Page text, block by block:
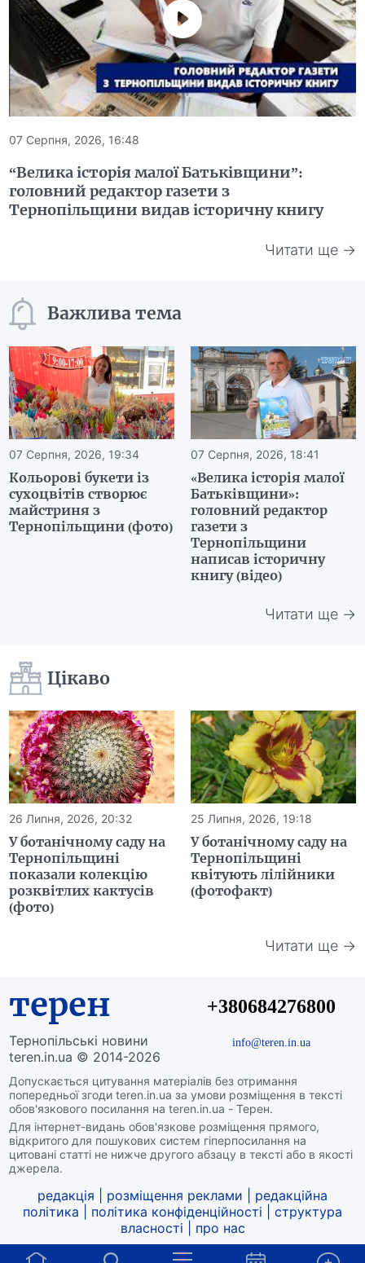
07 Серпня, 2026, 16:48
“Велика історія малої Батьківщини”:
головний редактор газети з
Тернопільщини видав історичну книгу
Читати ще →
Важлива тема
07 Серпня, 2026, 19:34
Кольорові букети із
сухоцвітів створює
майстриня з
Тернопільщини (фото)
07 Серпня, 2026, 18:41
«Велика історія малої
Батьківщини»:
головний редактор
газети з
Тернопільщини
написав історичну
книгу (відео)
Читати ще →
Цікаво
26 Липня, 2026, 20:32
У ботанічному саду на
Тернопільщині
показали колекцію
розквітлих кактусів
(фото)
25 Липня, 2026, 19:18
У ботанічному саду на
Тернопільщині
квітують лілійники
(фотофакт)
Читати ще →
терен
Тернопільські новини
teren.in.ua © 2014-2026
Допускається цитування матеріалів без отримання
попередньої згоди teren.in.ua за умови розміщення в тексті
обов'язкового посилання на teren.in.ua - Терен.
Для інтернет-видань обов'язкове розміщення прямого,
відкритого для пошукових систем гіперпосилання на
цитовані статті не нижче другого абзацу в тексті або в якості
джерела.
+380684276800
info@teren.in.ua
редакція розміщення реклами
редакційна
політика
політика конфіденційності
структура
власності
про нас